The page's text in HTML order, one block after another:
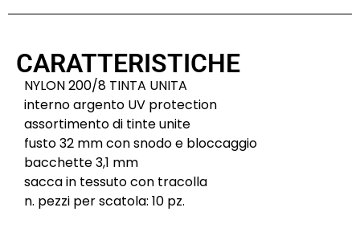
CARATTERISTICHE
NYLON 200/8 TINTA UNITA
interno argento UV protection
assortimento di tinte unite
fusto 32 mm con snodo e bloccaggio
bacchette 3,1 mm
sacca in tessuto con tracolla
n. pezzi per scatola: 10 pz.